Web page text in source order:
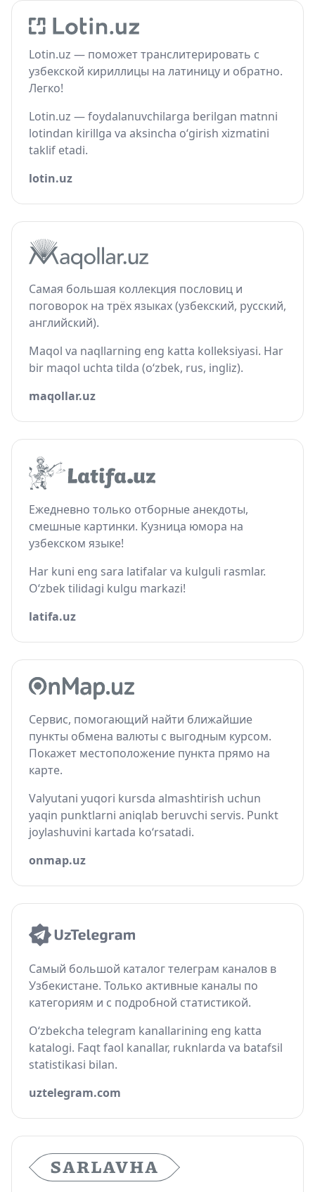
Lotin.uz — поможет транслитерировать с
узбекской кириллицы на латиницу и обратно.
Легко!
Lotin.uz — foydalanuvchilarga berilgan matnni
lotindan kirillga va aksincha o‘girish xizmatini
taklif etadi.
lotin.uz
Самая большая коллекция пословиц и
поговорок на трёх языках (узбекский, русский,
английский).
Maqol va naqllarning eng katta kolleksiyasi. Har
bir maqol uchta tilda (o‘zbek, rus, ingliz).
maqollar.uz
Ежедневно только отборные анекдоты,
смешные картинки. Кузница юмора на
узбекском языке!
Har kuni eng sara latifalar va kulguli rasmlar.
O‘zbek tilidagi kulgu markazi!
latifa.uz
Сервис, помогающий найти ближайшие
пункты обмена валюты с выгодным курсом.
Покажет местоположение пункта прямо на
карте.
Valyutani yuqori kursda almashtirish uchun
yaqin punktlarni aniqlab beruvchi servis. Punkt
joylashuvini kartada ko‘rsatadi.
onmap.uz
Самый большой каталог телеграм каналов в
Узбекистане. Только активные каналы по
категориям и с подробной статистикой.
O‘zbekcha telegram kanallarining eng katta
katalogi. Faqt faol kanallar, ruknlarda va batafsil
statistikasi bilan.
uztelegram.com